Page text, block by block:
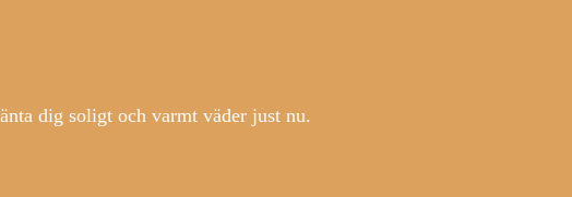
dig soligt och varmt väder just nu.